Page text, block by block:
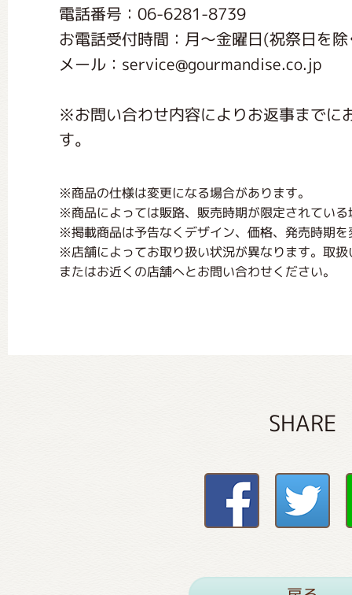
電話番号：06-6281-8739
お電話受付時間：月〜金曜日(祝祭日を
メール：service@gourmandise.co.jp
※お問い合わせ内容によりお返事までに
す。
※商品の仕様は変更になる場合があります。
※商品によっては販路、販売時期が限定されてい
※掲載商品は予告なくデザイン、価格、発売時期
※店舗によってお取り扱い状況が異なります。取
またはお近くの店舗へとお問い合わせください。
SHARE